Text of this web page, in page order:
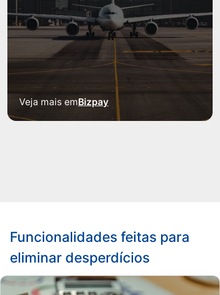
Veja mais emBizpay
Funcionalidades feitas para
eliminar desperdícios